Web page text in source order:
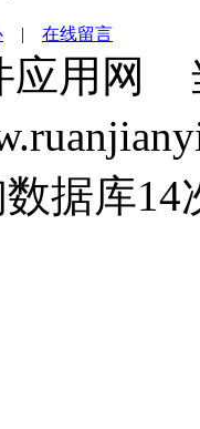
| 在线留言
应用网
数据库